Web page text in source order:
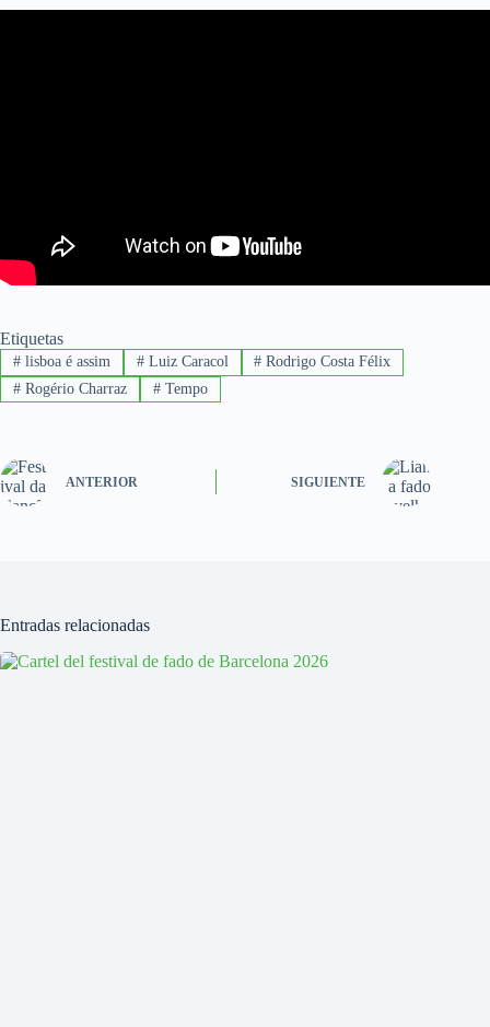
Etiquetas
#lisboa é assim #Luiz Caracol # Rodrigo Costa Félix
#Rogério Charraz #Tempo
ANTERIOR SIGUIENTE
Entradas relacionadas